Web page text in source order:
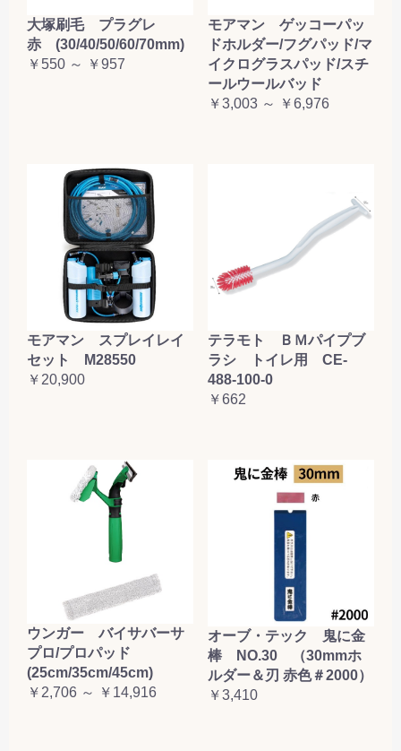
大塚刷毛 プラグレ
赤 (30/40/50/60/70mm)
￥550 ～ ￥957
モアマン ゲッコーパッ
ドホルダー/フグパッド/マ
イクログラスパッド/スチ
ールウールバッド
￥3,003 ～ ￥6,976
モアマン スプレイレイ
セット M28550
￥20,900
テラモト ＢＭパイプブ
ラシ トイレ用 CE-
488-100-0
￥662
ウンガー バイサバーサ
プロ/プロパッド
(25cm/35cm/45cm)
￥2,706 ～ ￥14,916
オーブ・テック 鬼に金
棒 NO.30 （30mmホ
ルダー＆刃 赤色＃2000）
￥3,410